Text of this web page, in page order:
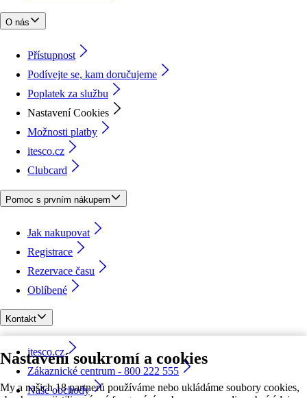
Nastavení soukromí a cookies
My a našich 18 partnerů používáme nebo ukládáme soubory cookies,
O nás
Přístupnost
Podívejte se, kam doručujeme
Poplatek za službu
Nastavení Cookies
Možnosti platby
itesco.cz
Clubcard
Pomoc s prvním nákupem
Jak nakupovat
Registrace
Rezervace času
Oblíbené
Kontakt
itesco.cz
Zákaznické centrum - 800 222 555
Naše obchody